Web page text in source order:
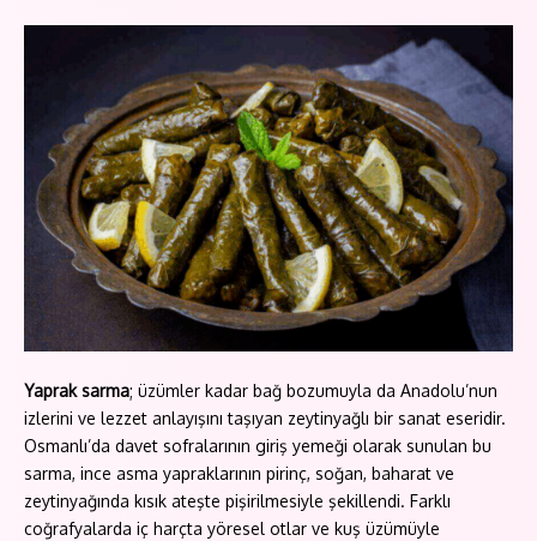
Yaprak sarma; üzümler kadar bağ bozumuyla da Anadolu’nun
izlerini ve lezzet anlayışını taşıyan zeytinyağlı bir sanat eseridir.
Osmanlı’da davet sofralarının giriş yemeği olarak sunulan bu
sarma, ince asma yapraklarının pirinç, soğan, baharat ve
zeytinyağında kısık ateşte pişirilmesiyle şekillendi. Farklı
coğrafyalarda iç harçta yöresel otlar ve kuş üzümüyle